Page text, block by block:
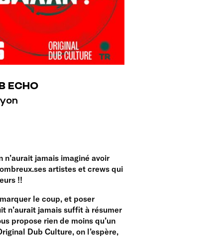
ECHO
n’aurait jamais imaginé avoir
artistes et crews qui
!!
le coup, et poser
n’aurait jamais suffit à résumer
propose rien de moins qu’un
Dub Culture, on l’espère,